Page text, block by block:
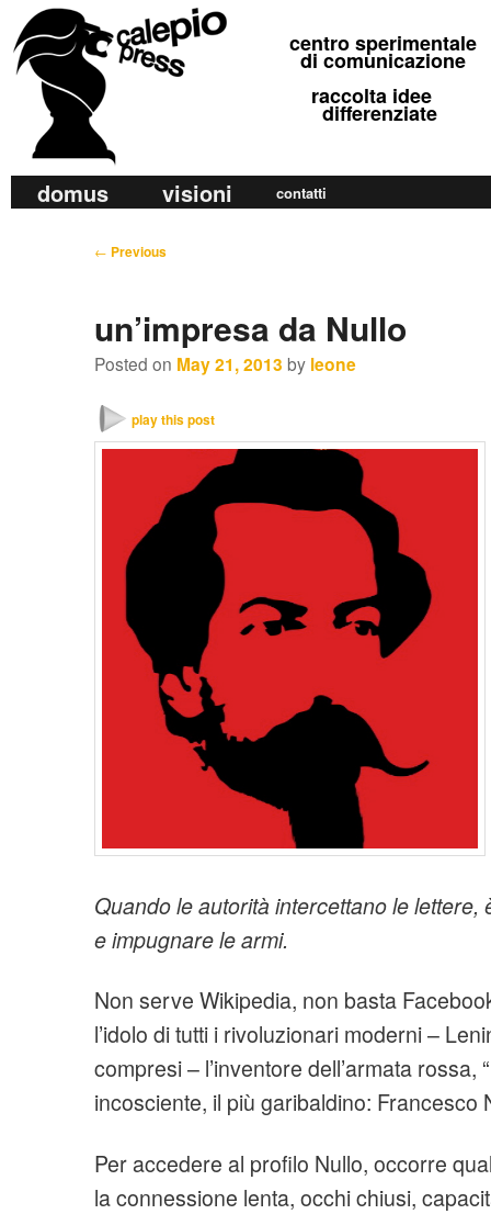
calepio press
©
centro sperimentale
di comunicazione
raccolta idee
differenziate
a
Skip
Skip
secondary
domus visioni contatti
P
t
n
v
← Previous
un’impresa da Nullo
Posted on May 21, 2013 by leone
play this post
Quando le autorità intercettano le lettere,
e impugnare le armi.
Non serve Wikipedia, non basta
l’idolo di tutti i rivoluzionari moderni –
compresi – l’inventore dell’armata rossa,
incosciente, il più garibaldino: Francesco
Per accedere al profilo Nullo, occorre
la connessione lenta, occhi chiusi,